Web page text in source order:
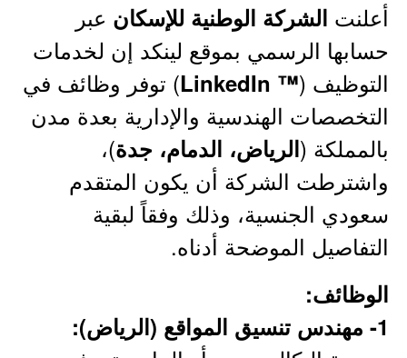
أعلنت الشركة الوطنية للإسكان عبر
حسابها الرسمي بموقع لينكد إن لخدمات
التوظيف (™ LinkedIn
) توفر وظائف في
التخصصات الهندسية والإدارية بعدة مدن
بالمملكة (الرياض، الدمام، جدة)،
واشترطت الشركة أن يكون المتقدم
سعودي الجنسية، وذلك وفقاً لبقية
التفاصيل الموضحة أدناه.
الوظائف:
1- مهندس تنسيق المواقع (الرياض):